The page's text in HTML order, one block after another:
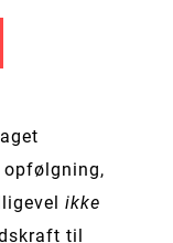
opfølgning,
ikke
til